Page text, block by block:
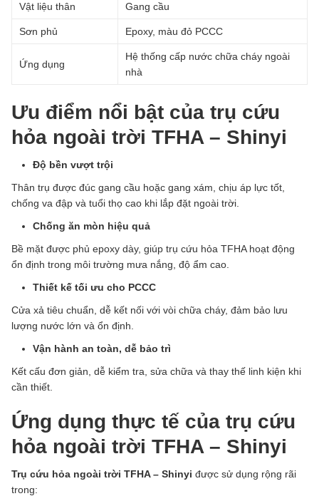
Vật liệu thân Gang cầu
Sơn phủ Epoxy, màu đỏ PCCC
Ứng dụng
Hệ thống cấp nước chữa cháy ngoài
nhà
Ưu điểm nổi bật của trụ cứu
hỏa ngoài trời TFHA – Shinyi
Độ bền vượt trội
Thân trụ được đúc gang cầu hoặc gang xám, chịu áp lực tốt,
chống va đập và tuổi thọ cao khi lắp đặt ngoài trời.
Chống ăn mòn hiệu quả
Bề mặt được phủ epoxy dày, giúp trụ cứu hỏa TFHA hoạt động
ổn định trong môi trường mưa nắng, độ ẩm cao.
Thiết kế tối ưu cho PCCC
Cửa xả tiêu chuẩn, dễ kết nối với vòi chữa cháy, đảm bảo lưu
lượng nước lớn và ổn định.
Vận hành an toàn, dễ bảo trì
Kết cấu đơn giản, dễ kiểm tra, sửa chữa và thay thế linh kiện khi
cần thiết.
Ứng dụng thực tế của trụ cứu
hỏa ngoài trời TFHA – Shinyi
Trụ cứu hỏa ngoài trời TFHA – Shinyi được sử dụng rộng rãi
trong: